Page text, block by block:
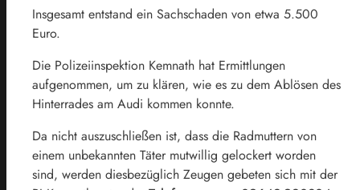
Insgesamt entstand ein Sachschaden von etwa 5.500
Euro.
Die Polizeiinspektion Kemnath hat Ermittlungen
aufgenommen, um zu klären, wie es zu dem Ablösen des
Hinterrades am Audi kommen konnte.
Da nicht auszuschließen ist, dass die Radmuttern von
einem unbekannten Täter mutwillig gelockert worden
sind, werden diesbezüglich Zeugen gebeten sich mit der